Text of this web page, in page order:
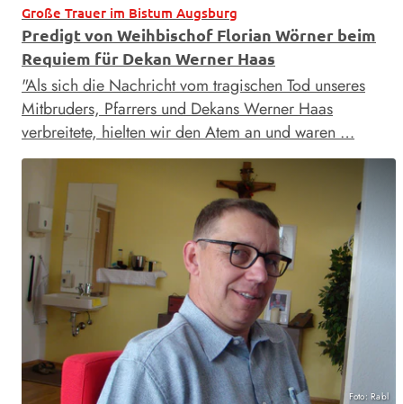
Große Trauer im Bistum Augsburg
Predigt von Weihbischof Florian Wörner beim
Requiem für Dekan Werner Haas
"Als sich die Nachricht vom tragischen Tod unseres
Mitbruders, Pfarrers und Dekans Werner Haas
verbreitete, hielten wir den Atem an und waren …
Foto: Rabl